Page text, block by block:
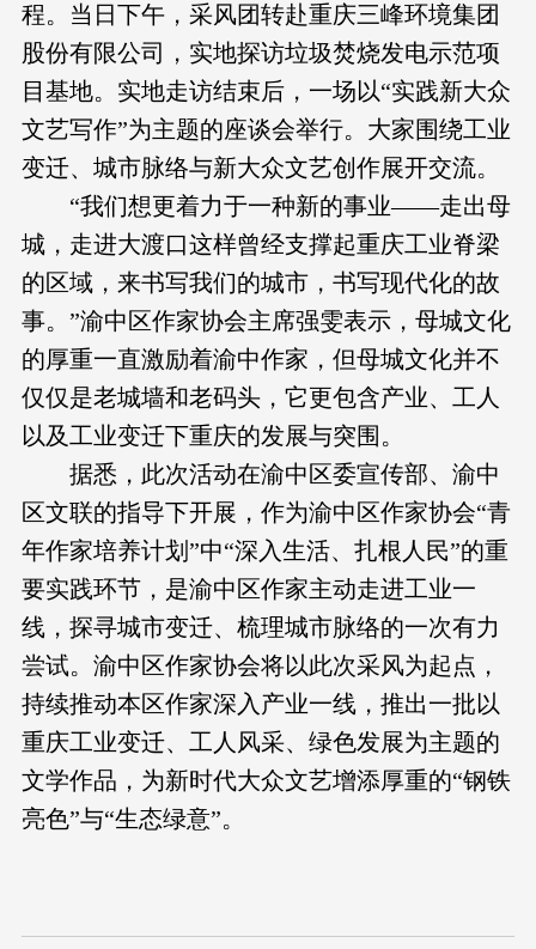
程。当日下午，采风团转赴重庆三峰环境集团
股份有限公司，实地探访垃圾焚烧发电示范项
目基地。实地走访结束后，一场以“实践新大众
文艺写作”为主题的座谈会举行。大家围绕工业
变迁、城市脉络与新大众文艺创作展开交流。
“我们想更着力于一种新的事业——走出母
城，走进大渡口这样曾经支撑起重庆工业脊梁
的区域，来书写我们的城市，书写现代化的故
事。”渝中区作家协会主席强雯表示，母城文化
的厚重一直激励着渝中作家，但母城文化并不
仅仅是老城墙和老码头，它更包含产业、工人
以及工业变迁下重庆的发展与突围。
据悉，此次活动在渝中区委宣传部、渝中
区文联的指导下开展，作为渝中区作家协会“青
年作家培养计划”中“深入生活、扎根人民”的重
要实践环节，是渝中区作家主动走进工业一
线，探寻城市变迁、梳理城市脉络的一次有力
尝试。渝中区作家协会将以此次采风为起点，
持续推动本区作家深入产业一线，推出一批以
重庆工业变迁、工人风采、绿色发展为主题的
文学作品，为新时代大众文艺增添厚重的“钢铁
亮色”与“生态绿意”。